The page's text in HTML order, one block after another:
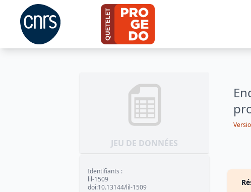
JEU DE DONNÉES
Identifiants :
lil-1509
doi:10.13144/lil-1509